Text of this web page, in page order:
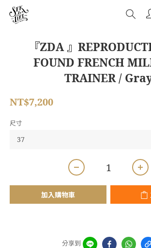
『ZDA 』
FOUND FRENCH
TRAINER /
NT$7,200
尺寸
加入購物車
分享到